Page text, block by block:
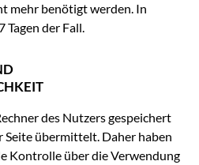
mehr benötigt werden. In
Tagen der Fall.
des Nutzers gespeichert
Seite übermittelt. Daher haben
Kontrolle über die Verwendung